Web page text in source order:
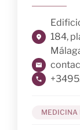
184,
MEDICINA